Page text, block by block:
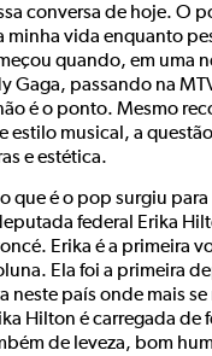
conversa de hoje. O
minha vida enquanto
quando, em uma
Gaga, passando na
é o ponto. Mesmo
estilo musical, a
e estética.
que é o pop surgiu para
federal Erika
Erika é a primeira
Ela foi a primeira
neste país onde mais
Hilton é carregada de
de leveza, bom